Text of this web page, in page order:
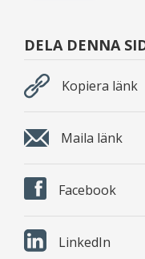
DELA DENNA
Kopiera länk
Maila länk
Facebook
LinkedIn